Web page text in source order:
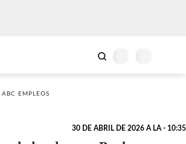
ABC EMPLEOS
30 DE ABRIL DE 2026 A LA - 10:35